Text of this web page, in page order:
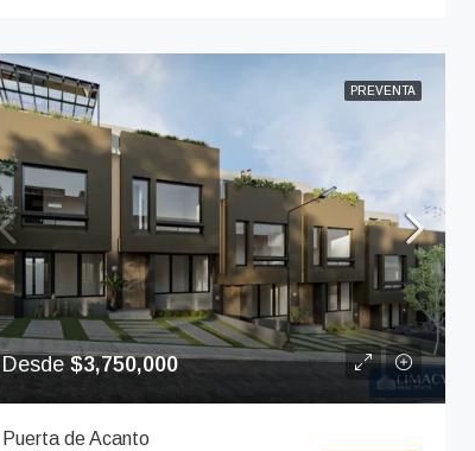
PREVENTA
Desde $3,750,000
Puerta de Acanto